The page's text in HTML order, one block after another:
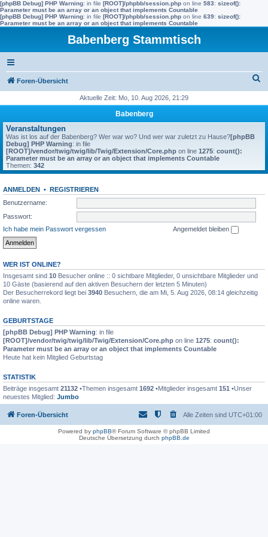
[phpBB Debug] PHP Warning: in file [ROOT]/phpbb/session.php on line 583: sizeof():
Parameter must be an array or an object that implements Countable
[phpBB Debug] PHP Warning: in file [ROOT]/phpbb/session.php on line 639: sizeof():
Parameter must be an array or an object that implements Countable
Babenberg Stammtisch
Foren-Übersicht
h
Aktuelle Zeit: Mo, 10. Aug 2026, 21:29
Babenberg
Veranstaltungen
Was ist los auf der Babenberg? Wer war wo? Und wer war zuletzt zu Hause?[phpBB
Debug] PHP Warning: in file
[ROOT]/vendor/twig/twig/lib/Twig/Extension/Core.php on line 1275: count():
Parameter must be an array or an object that implements Countable
Themen: 342
ANMELDEN • REGISTRIEREN
Benutzername:
Passwort:
Ich habe mein Passwort vergessen
Angemeldet bleiben
WER IST ONLINE?
Insgesamt sind 10 Besucher online :: 0 sichtbare Mitglieder, 0 unsichtbare Mitglieder und
10 Gäste (basierend auf den aktiven Besuchern der letzten 5 Minuten)
Der Besucherrekord liegt bei 3940 Besuchern, die am Mi, 5. Aug 2026, 08:14 gleichzeitig
online waren.
GEBURTSTAGE
[phpBB Debug] PHP Warning: in file
[ROOT]/vendor/twig/twig/lib/Twig/Extension/Core.php on line 1275: count():
Parameter must be an array or an object that implements Countable
Heute hat kein Mitglied Geburtstag
STATISTIK
Beiträge insgesamt 21132 •Themen insgesamt 1692 •Mitglieder insgesamt 151 •Unser
neuestes Mitglied: Jumbo
Foren-Übersicht Alle Zeiten sind UTC+01:00
Powered by phpBB® Forum Software © phpBB Limited
Deutsche Übersetzung durch phpBB.de